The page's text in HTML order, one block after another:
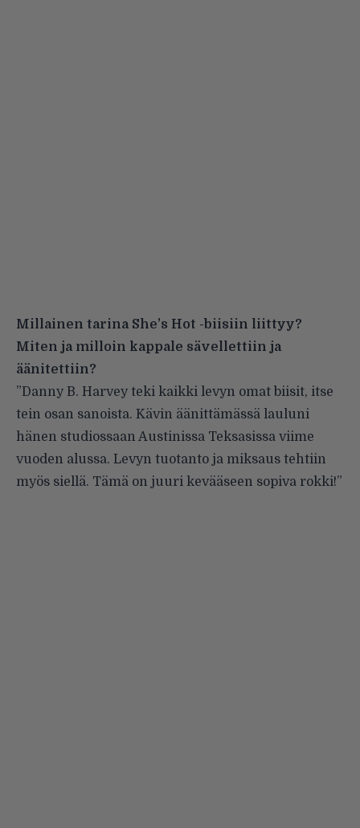
Millainen tarina She’s Hot -biisiin liittyy?
Miten ja milloin kappale sävellettiin ja
äänitettiin?
”Danny B. Harvey teki kaikki levyn omat biisit, itse
tein osan sanoista. Kävin äänittämässä lauluni
hänen studiossaan Austinissa Teksasissa viime
vuoden alussa. Levyn tuotanto ja miksaus tehtiin
myös siellä. Tämä on juuri kevääseen sopiva rokki!”